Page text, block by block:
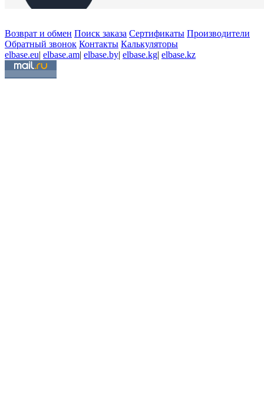
Возврат и обмен Поиск заказа Сертификаты Производители
Обратный звонок Контакты Калькуляторы
elbase.eu| elbase.am| elbase.by| elbase.kg| elbase.kz